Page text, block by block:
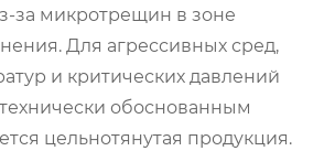
за микротрещин в зоне
Для агрессивных сред,
и критических давлений
обоснованным
цельнотянутая продукция.